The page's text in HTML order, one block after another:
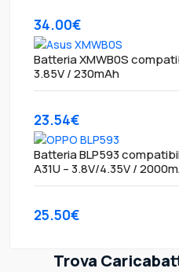
34.00€
Batteria XMWB0S
3.85V / 230mAh
23.54€
Batteria BLP593
A31U – 3.8V/4.35V /
25.50€
Trova